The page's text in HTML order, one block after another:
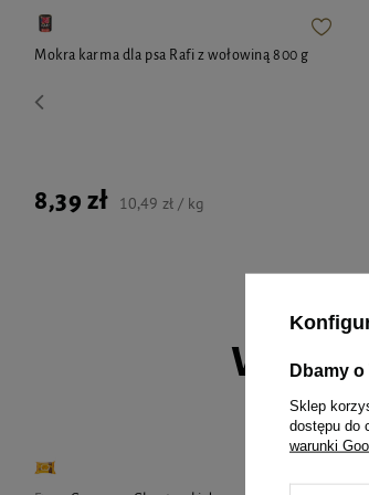
Mokra karma dla psa Rafi z wołowiną 800 g
8,39 zł 10,49 zł / kg
Dbamy
Sklep
dostępu do
warunki